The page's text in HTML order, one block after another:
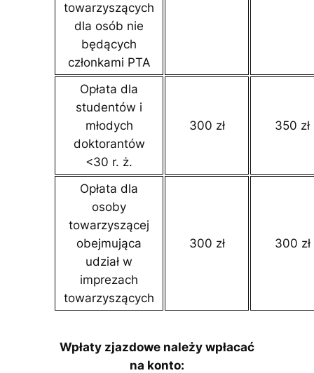
towarzyszących
dla osób nie
będących
członkami PTA
Opłata dla
studentów i
młodych
doktorantów
<30 r. ż.
300 zł 350 zł
Opłata dla
osoby
towarzyszącej
obejmująca
udział w
imprezach
towarzyszących
300 zł 300 zł
Wpłaty zjazdowe należy wpłacać
na konto: